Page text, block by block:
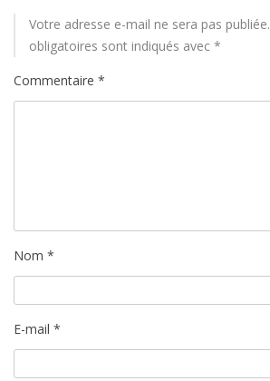
Votre adresse e-mail ne sera pas publiée.
obligatoires sont indiqués avec *
Commentaire *
Nom *
E-mail *